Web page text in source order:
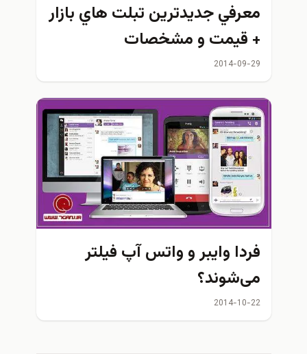
معرفي جدیدترین تبلت هاي بازار
+ قیمت و مشخصات
2014-09-29
فردا وایبر‌ و واتس آپ فيلتر
می‌شوند؟
2014-10-22